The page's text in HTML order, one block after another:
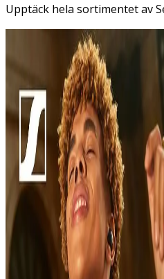
Upptäck hela sortimentet av